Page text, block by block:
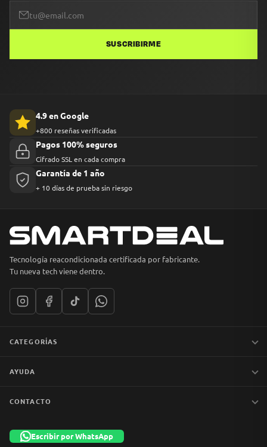
SUSCRIBIRME
4.9 en Google
+800 reseñas verificadas
Pagos 100% seguros
Cifrado SSL en cada compra
Garantía de 1 año
+ 10 días de prueba sin riesgo
Tecnología reacondicionada certificada por fabricante.
Tu nueva tech viene dentro.
CATEGORÍAS
Liquidación
AYUDA
Términos y condiciones
CONTACTO
Las Condes, Santiago
+56 9 7753 1523
Escribir por WhatsApp